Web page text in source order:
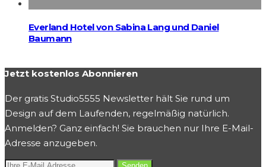
Everland Hotel von Sabina Lang und Daniel
Baumann
Jetzt kostenlos Abonnieren
Der gratis Studio5555 Newsletter hält Sie rund um
Design auf dem Laufenden, regelmäßig natürlich.
Anmelden? Ganz einfach! Sie brauchen nur Ihre E-Mail-
Adresse anzugeben.